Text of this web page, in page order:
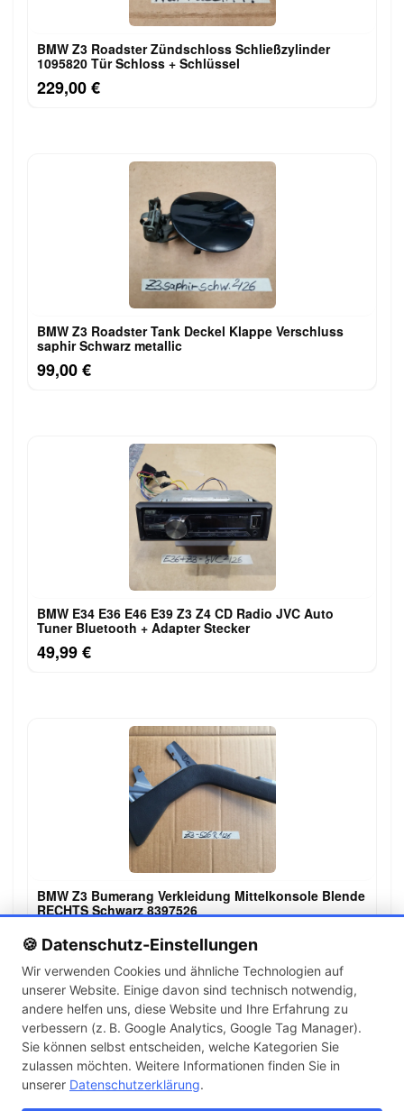
🍪 Datenschutz-Einstellungen
Wir verwenden Cookies und ähnliche Technologien auf
unserer Website. Einige davon sind technisch notwendig,
andere helfen uns, diese Website und Ihre Erfahrung zu
verbessern (z. B. Google Analytics, Google Tag Manager).
Sie können selbst entscheiden, welche Kategorien Sie
zulassen möchten. Weitere Informationen finden Sie in
unserer Datenschutzerklärung.
BMW Z3 Roadster Zündschloss Schließzylinder
1095820 Tür Schloss + Schlüssel
229,00 €
BMW Z3 Roadster Tank Deckel Klappe Verschluss
saphir Schwarz metallic
99,00 €
BMW E34 E36 E46 E39 Z3 Z4 CD Radio JVC Auto
Tuner Bluetooth + Adapter Stecker
49,99 €
BMW Z3 Bumerang Verkleidung Mittelkonsole Blende
RECHTS Schwarz 8397526
99,00 €
← 1 2 3 … 19 →
Artikel pro Seite